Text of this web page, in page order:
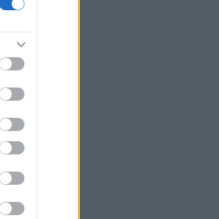
στα κέρδη προ φόρων
Fitch: Ο κίνδυνος διόρθωσης στην AI
απειλεί οικονομία και αγορές
ΗΠΑ-Ιράν
Αττική και Πρέβεζα για πρόκληση
πυρκαγιάς και παραβάσεις
Ιράν: Συμφώνησε με το Ομάν για τις
των Στενών του Ορμούζ
Flexopack: Από 7 Αυγούστου η
μετοχών